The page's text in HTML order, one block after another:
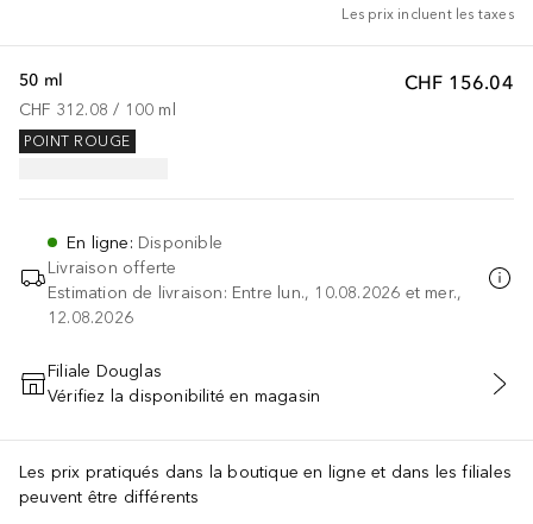
Les prix incluent les taxes
CHF 156.04
50 ml
CHF 312.08 / 100 ml
POINT ROUGE
En ligne: Disponible
Livraison offerte
Estimation de livraison: Entre lun., 10.08.2026 et mer.,
12.08.2026
AJOUTER AU PANIER
Filiale Douglas
Vérifiez la disponibilité en magasin
Les prix pratiqués dans la boutique en ligne et dans les filiales
peuvent être différents